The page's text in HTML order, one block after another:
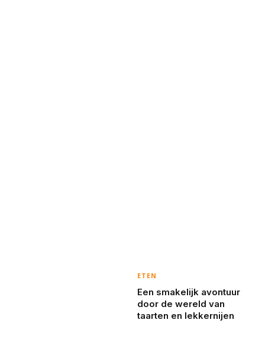
ETEN
Een smakelijk avontuur
door de wereld van
taarten en lekkernijen